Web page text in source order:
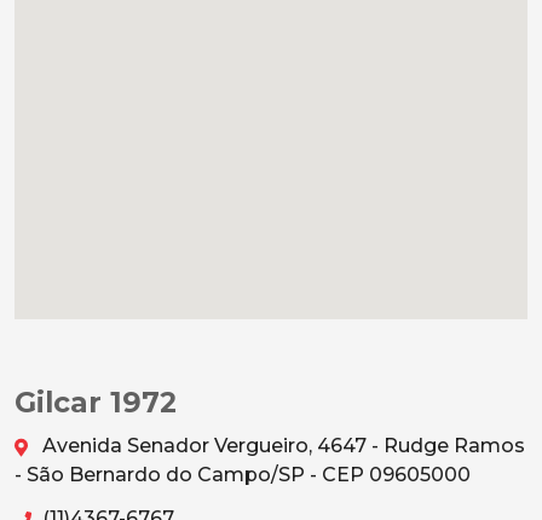
Gilcar 1972
Avenida Senador Vergueiro, 4647 - Rudge Ramos
- São Bernardo do Campo/SP - CEP 09605000